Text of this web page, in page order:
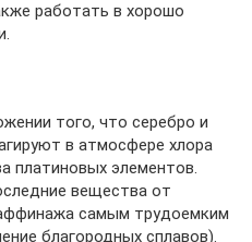
работать в хорошо
того, что серебро и
в атмосфере хлора
платиновых элементов.
вещества от
самым трудоемким
благородных сплавов).